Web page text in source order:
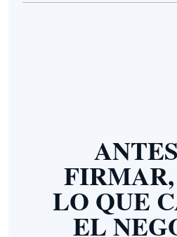
LO QUE
EL